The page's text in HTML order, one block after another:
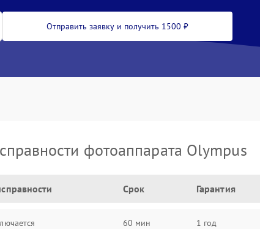
Отправить заявку и получить 1500 ₽
фотоаппарата Olympus
Срок Гарантия
60 мин 1 год